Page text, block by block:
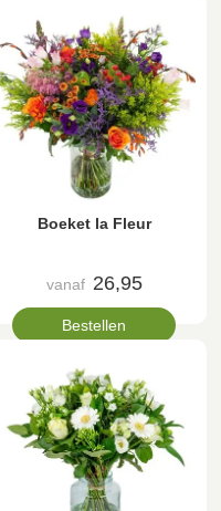
Boeket la Fleur
vanaf 26,95
Bestellen